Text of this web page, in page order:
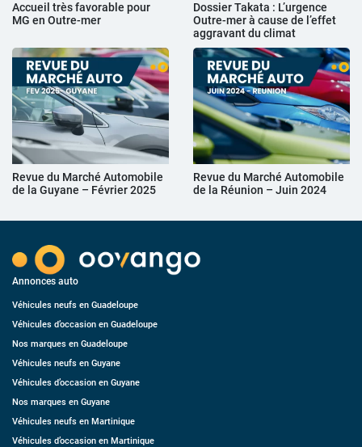
Accueil très favorable pour
MG en Outre-mer
Dossier Takata : L’urgence
Outre-mer à cause de l’effet
aggravant du climat
Revue du Marché Automobile
de la Guyane – Février 2025
Revue du Marché Automobile
de la Réunion – Juin 2024
Annonces auto
Véhicules neufs en Guadeloupe
Véhicules d’occasion en Guadeloupe
Nos marques en Guadeloupe
Véhicules neufs en Guyane
Véhicules d’occasion en Guyane
Nos marques en Guyane
Véhicules neufs en Martinique
Véhicules d’occasion en Martinique